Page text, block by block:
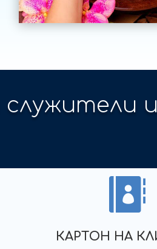

КАРТОН НА